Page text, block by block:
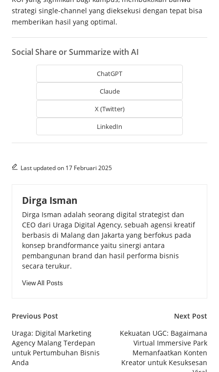
strategi single-channel yang dieksekusi dengan tepat bisa
memberikan hasil yang optimal.
Social Share or Summarize with AI
ChatGPT
Claude
X (Twitter)
LinkedIn
Last updated on 17 Februari 2025
Dirga Isman
Dirga Isman adalah seorang digital strategist dan
CEO dari Uraga Digital Agency, sebuah agensi kreatif
berbasis di Malang dan Jakarta yang berfokus pada
konsep brandformance yaitu sinergi antara
pembangunan brand dan hasil performa bisnis
secara terukur.
View All Posts
Post
navigation
Previous Post
Uraga: Digital Marketing
Agency Malang Terdepan
untuk Pertumbuhan Bisnis
Anda
Next Post
Kekuatan UGC: Bagaimana
Virtual Immersive Park
Memanfaatkan Konten
Kreator untuk Kesuksesan